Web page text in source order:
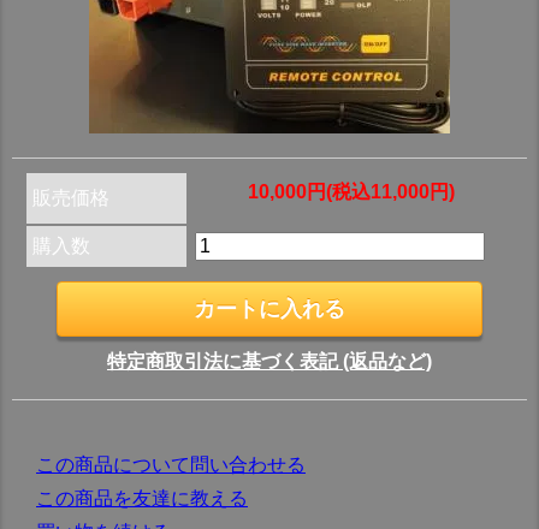
販売価格 10,000円(税込11,000円)
購入数
特定商取引法に基づく表記 (返品など)
この商品について問い合わせる
この商品を友達に教える